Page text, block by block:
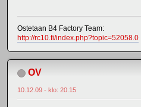
Ostetaan B4 Factory Team:
http://rc10.fi/index.php?topic=52058.0
OV
10.12.09 - klo: 20.15